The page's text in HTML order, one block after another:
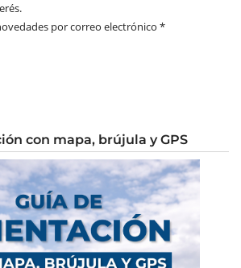
por correo electrónico *
con mapa, brújula y GPS